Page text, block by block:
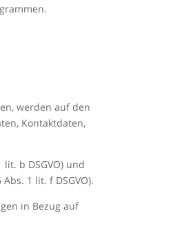
werden auf den
Kontaktdaten,
b DSGVO) und
1 lit. f DSGVO).
in Bezug auf